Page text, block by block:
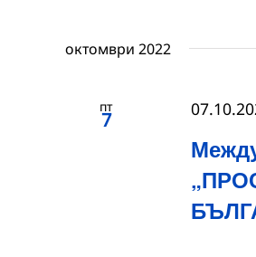
октомври 2022
пт
7